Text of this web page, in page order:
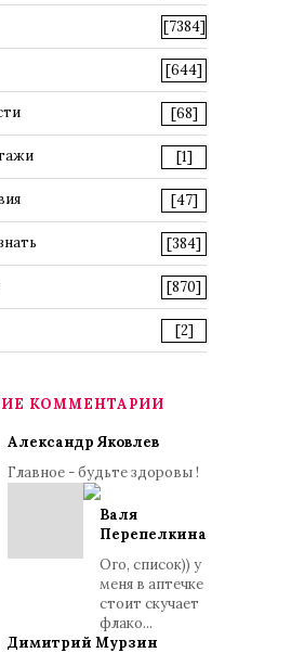
[7384]
[644]
[68]
[1]
[47]
[384]
[870]
[2]
КОММЕНТАРИИ
Александр Яковлев
Главное - будьте здоровы !
Валя
Перепелкина
Ого, список)) у
меня в аптечке
стоит скучает
флако...
Димитрий Мурзин